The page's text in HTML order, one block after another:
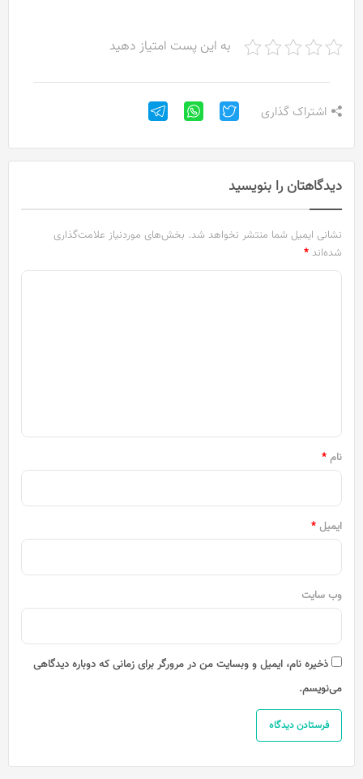
به این پست امتیاز دهید
اشتراک گذاری
دیدگاهتان را بنویسید
نشانی ایمیل شما منتشر نخواهد شد. بخش‌های موردنیاز علامت‌گذاری
شده‌اند *
نام *
ایمیل *
وب‌ سایت
ذخیره نام، ایمیل و وبسایت من در مرورگر برای زمانی که دوباره دیدگاهی
می‌نویسم.